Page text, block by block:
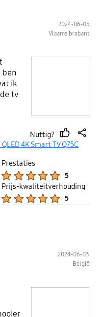
2024-06-05
Vlaams brabant
ben
ik
tv
Nuttig?
thumbshare
QLED 4K Smart TV Q75C
Prestaties
5
Prijs-kwaliteitverhouding
5
2024-06-03
België